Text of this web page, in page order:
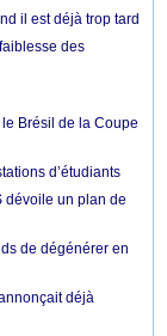
il est déjà trop tard
des
Brésil de la Coupe
d’étudiants
dévoile un plan de
de dégénérer en
déjà